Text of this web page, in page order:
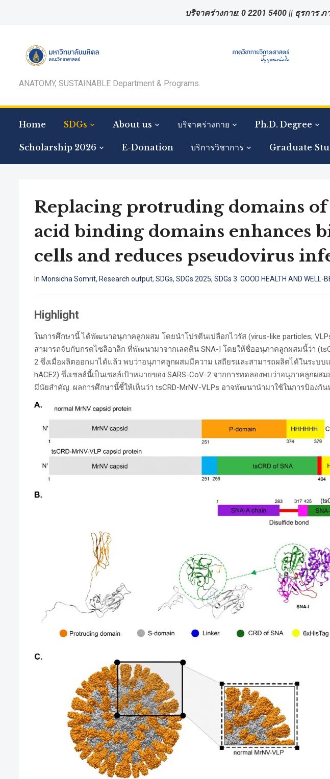
บริจาคร่างกาย: 0 2201 5400 || ธุรการ
ANATOMY, SUSTAINABLE Department & Programs.
Home SDGs About us บริจาคร่างกาย Ph.D. Degree
Scholarship 2026 E-Donation บริการวิชาการ Graduate
Replacing protruding domains
acid binding domains enhances
cells and reduces pseudovirus
In Monsicha Somrit, Research output, SDGs, SDGs 2025, SDGs 3. GOOD HEALTH AND WELL-
Highlight
ในการศึกษานี้ ได้พัฒนาอนุภาคลูกผสม โดยนำโปรตีนเปลือกไวรัส (virus-like particles;
สามารถจับกับกรดไซลิอาลิก ที่พัฒนามาจากเลคติน SNA-I โดยให้ชื่ออนุภาคลูกผสมนี้ว่า
2 ซึ่งเมื่อผลิตออกมาได้แล้ว พบว่าอนุภาคลูกผสมมีความ เสถียรและสามารถผลิตได้ในระบบ
hACE2) ซึ่งเซลล์นี้เป็นเซลล์เป้าหมายของ SARS-CoV-2 จากการทดลองพบว่าอนุภาคลูกผส
มีนัยสำคัญ. ผลการศึกษานี้ชี้ให้เห็นว่า tsCRD-MrNV-VLPs อาจพัฒนานำมาใช้ในการป้องกั